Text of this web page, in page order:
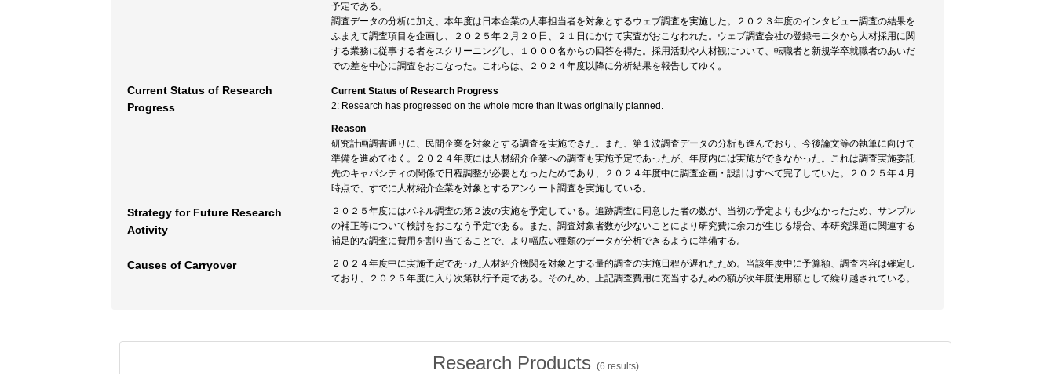
予定である。
調査データの分析に加え、本年度は日本企業の人事担当者を対象とするウェブ調査を実施した。２０２３年度のインタビュー調査の結果を
ふまえて調査項目を企画し、２０２５年２月２０日、２１日にかけて実査がおこなわれた。ウェブ調査会社の登録モニタから人材採用に関
する業務に従事する者をスクリーニングし、１０００名からの回答を得た。採用活動や人材観について、転職者と新規学卒就職者のあいだ
での差を中心に調査をおこなった。これらは、２０２４年度以降に分析結果を報告してゆく。
Current Status of Research
Progress
Current Status of Research Progress
2: Research has progressed on the whole more than it was originally planned.
Reason
研究計画調書通りに、民間企業を対象とする調査を実施できた。また、第１波調査データの分析も進んでおり、今後論文等の執筆に向けて
準備を進めてゆく。２０２４年度には人材紹介企業への調査も実施予定であったが、年度内には実施ができなかった。これは調査実施委託
先のキャパシティの関係で日程調整が必要となったためであり、２０２４年度中に調査企画・設計はすべて完了していた。２０２５年４月
時点で、すでに人材紹介企業を対象とするアンケート調査を実施している。
Strategy for Future Research
Activity
２０２５年度にはパネル調査の第２波の実施を予定している。追跡調査に同意した者の数が、当初の予定よりも少なかったため、サンプル
の補正等について検討をおこなう予定である。また、調査対象者数が少ないことにより研究費に余力が生じる場合、本研究課題に関連する
補足的な調査に費用を割り当てることで、より幅広い種類のデータが分析できるように準備する。
Causes of Carryover
２０２４年度中に実施予定であった人材紹介機関を対象とする量的調査の実施日程が遅れたため。当該年度中に予算額、調査内容は確定し
ており、２０２５年度に入り次第執行予定である。そのため、上記調査費用に充当するための額が次年度使用額として繰り越されている。
Research Products (6 results)